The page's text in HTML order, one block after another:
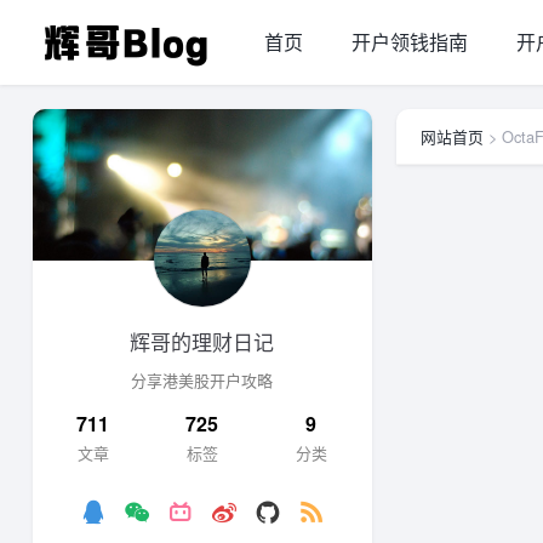
首页 开户领钱指南 开
网站首页 >
辉哥的理财日记
分享港美股开户攻略
711
文章
725
标签
9
分类